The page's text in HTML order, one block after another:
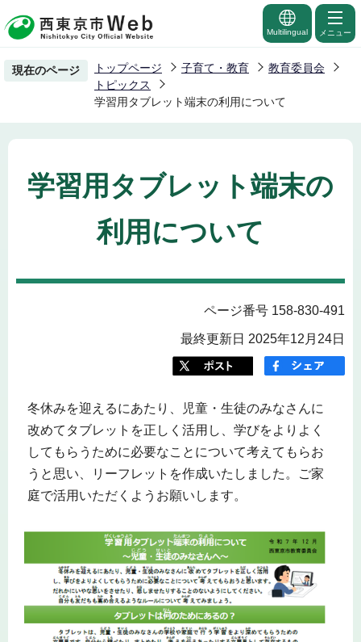
の
ー
の
先
Multilingual メニュー
現在のページ トップページ 子育て・教育
教育委員会
トピックス
学習用タブレット端末の利用について
学習用タブレット端末の
利用について
ページ番号 158-830-491
最終更新日 2025年12月24日
冬休みを迎えるにあたり、児童・生徒のみなさんに
改めてタブレットを正しく活用し、学びをよりよく
してもらうために必要なことについて考えてもらお
うと思い、リーフレットを作成いたしました。ご家
庭で活用いただくようお願いします。